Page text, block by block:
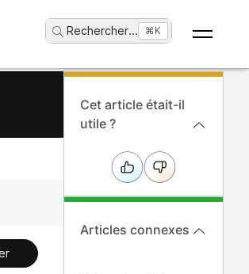
Rechercher... ⌘K
Cet article était-il
utile ?
Articles connexes